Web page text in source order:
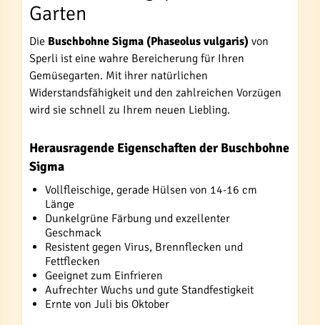
Garten
Die Buschbohne Sigma (Phaseolus vulgaris) von
Sperli ist eine wahre Bereicherung für Ihren
Gemüsegarten. Mit ihrer natürlichen
Widerstandsfähigkeit und den zahlreichen Vorzügen
wird sie schnell zu Ihrem neuen Liebling.
Herausragende Eigenschaften der Buschbohne
Sigma
Vollfleischige, gerade Hülsen von 14-16 cm
Länge
Dunkelgrüne Färbung und exzellenter
Geschmack
Resistent gegen Virus, Brennflecken und
Fettflecken
Geeignet zum Einfrieren
Aufrechter Wuchs und gute Standfestigkeit
Ernte von Juli bis Oktober